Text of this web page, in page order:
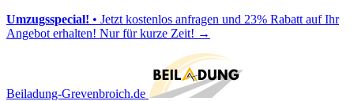
Umzugsspecial! • Jetzt kostenlos anfragen und 23% Rabatt auf Ihr
Angebot erhalten! Nur für kurze Zeit! →
Beiladung-Grevenbroich.de